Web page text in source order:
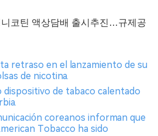
코틴 액상담배 출시추진…규제공
retraso en el lanzamiento de su
de nicotina.
dispositivo de tabaco calentado
coreanos informan que
Tobacco ha sido